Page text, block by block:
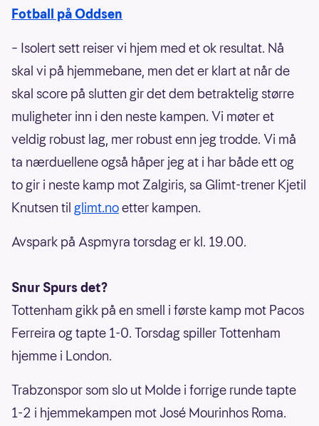
Fotball på Oddsen
– Isolert sett reiser vi hjem med et ok resultat. Nå
skal vi på hjemmebane, men det er klart at når de
skal score på slutten gir det dem betraktelig større
muligheter inn i den neste kampen. Vi møter et
veldig robust lag, mer robust enn jeg trodde. Vi må
ta nærduellene også håper jeg at i har både ett og
to gir i neste kamp mot Zalgiris, sa Glimt-trener Kjetil
Knutsen til glimt.noetter kampen.
Avspark på Aspmyra torsdag er kl. 19.00.
Snur Spurs det?
Tottenham gikk på en smell i første kamp mot Pacos
Ferreira og tapte 1-0. Torsdag spiller Tottenham
hjemme i London.
Trabzonspor som slo ut Molde i forrige runde tapte
1-2 i hjemmekampen mot José Mourinhos Roma.